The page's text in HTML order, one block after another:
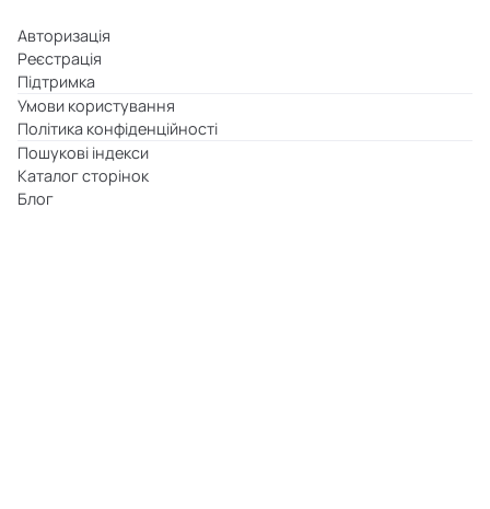
Авторизація
Реєстрація
Підтримка
Умови користування
Політика конфіденційності
Пошукові індекси
Каталог сторінок
Блог